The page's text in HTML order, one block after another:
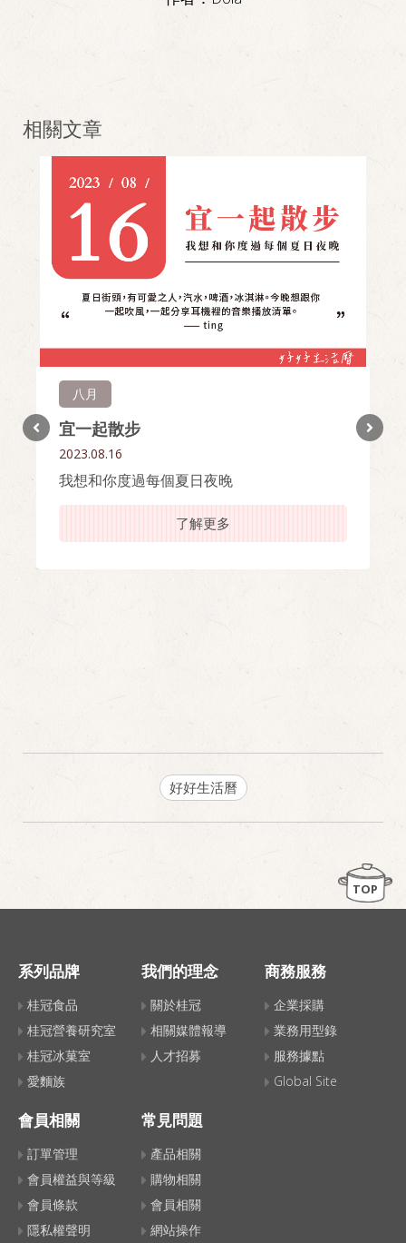
相關文章
八月
宜一起散步
2023.08.16
我想和你度過每個夏日夜晚
了解更多
好好生活曆
TOP
系列品牌
桂冠食品
桂冠營養研究室
桂冠冰菓室
愛麵族
我們的理念
關於桂冠
相關媒體報導
人才招募
商務服務
企業採購
業務用型錄
服務據點
Global Site
會員相關
訂單管理
會員權益與等級
會員條款
隱私權聲明
常見問題
產品相關
購物相關
會員相關
網站操作